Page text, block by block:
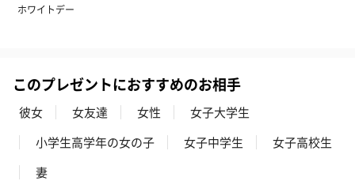
いぶりがっことチーズ
のオイル漬（981円）
ごろっとうまみ チーズ
ホワイトデー
このプレゼントにおすすめのお相手
彼女 女友達 女性
女子大学生
小学生高学年の女の子
女子中学生
女子高校生
妻